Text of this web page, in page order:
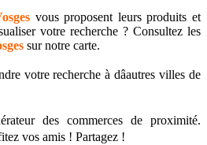
vous proposent leurs produits et
votre recherche ? Consultez les
sur notre carte.
votre recherche à dâautres villes de
des commerces de proximité.
vos amis ! Partagez !